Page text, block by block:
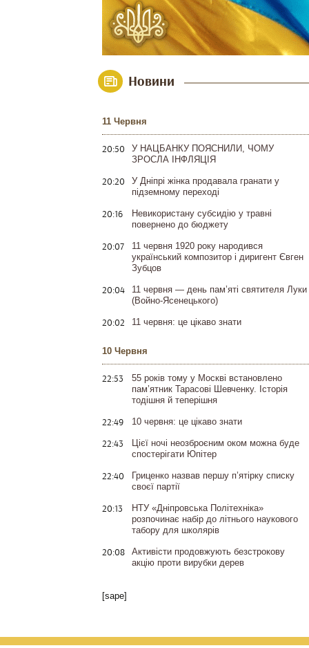
Новини
11 Червня
20:50
У НАЦБАНКУ ПОЯСНИЛИ, ЧОМУ
ЗРОСЛА ІНФЛЯЦІЯ
20:20
У Дніпрі жінка продавала гранати у
підземному переході
20:16
Невикористану субсидію у травні
повернено до бюджету
20:07
11 червня 1920 року народився
український композитор і диригент Євген
Зубцов
20:04
11 червня — день пам’яті святителя Луки
(Войно-Ясенецького)
20:02 11 червня: це цікаво знати
10 Червня
22:53
55 років тому у Москві встановлено
пам’ятник Тарасові Шевченку. Історія
тодішня й теперішня
22:49 10 червня: це цікаво знати
22:43
Цієї ночі неозброєним оком можна буде
спостерігати Юпітер
22:40
Гриценко назвав першу п’ятірку списку
своєї партії
20:13
НТУ «Дніпровська Політехніка»
розпочинає набір до літнього наукового
табору для школярів
20:08
Активісти продовжують безстрокову
акцію проти вирубки дерев
[sape]